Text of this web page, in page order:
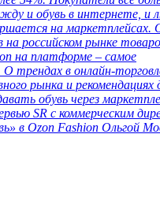
и обувь в интернете, и
на маркетплейсах.
на российском рынке
на платформе – самое
трендах в онлайн-
рынка и рекомендациях
обувь через
SR с коммерческим
в Ozon Fashion Ольгой